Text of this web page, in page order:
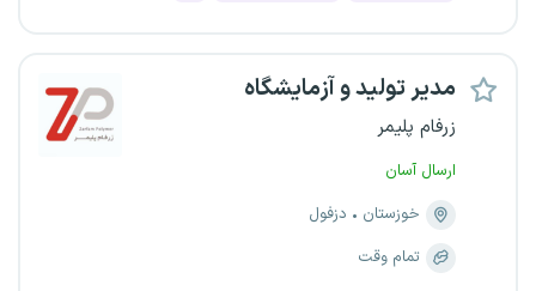
مدیر تولید و آزمایشگاه
زرفام پلیمر
ارسال آسان
خوزستان
دزفول
تمام وقت